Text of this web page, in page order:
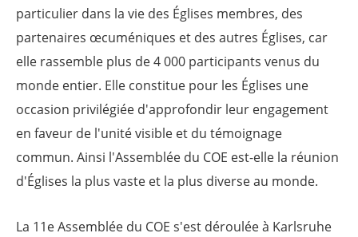
particulier dans la vie des Églises membres, des
partenaires œcuméniques et des autres Églises, car
elle rassemble plus de 4 000 participants venus du
monde entier. Elle constitue pour les Églises une
occasion privilégiée d'approfondir leur engagement
en faveur de l'unité visible et du témoignage
commun. Ainsi l'Assemblée du COE est-elle la réunion
d'Églises la plus vaste et la plus diverse au monde.
La 11e Assemblée du COE s'est dérouléeà Karlsruhe